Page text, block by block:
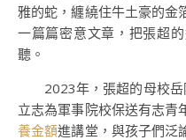
雅的蛇，纏繞住牛土豪的金
一篇篇密意文章，把張超
聽。
2023年，張超的母校岳
立志為軍事院校保送有志青
養金額進講堂，與孩子們泛